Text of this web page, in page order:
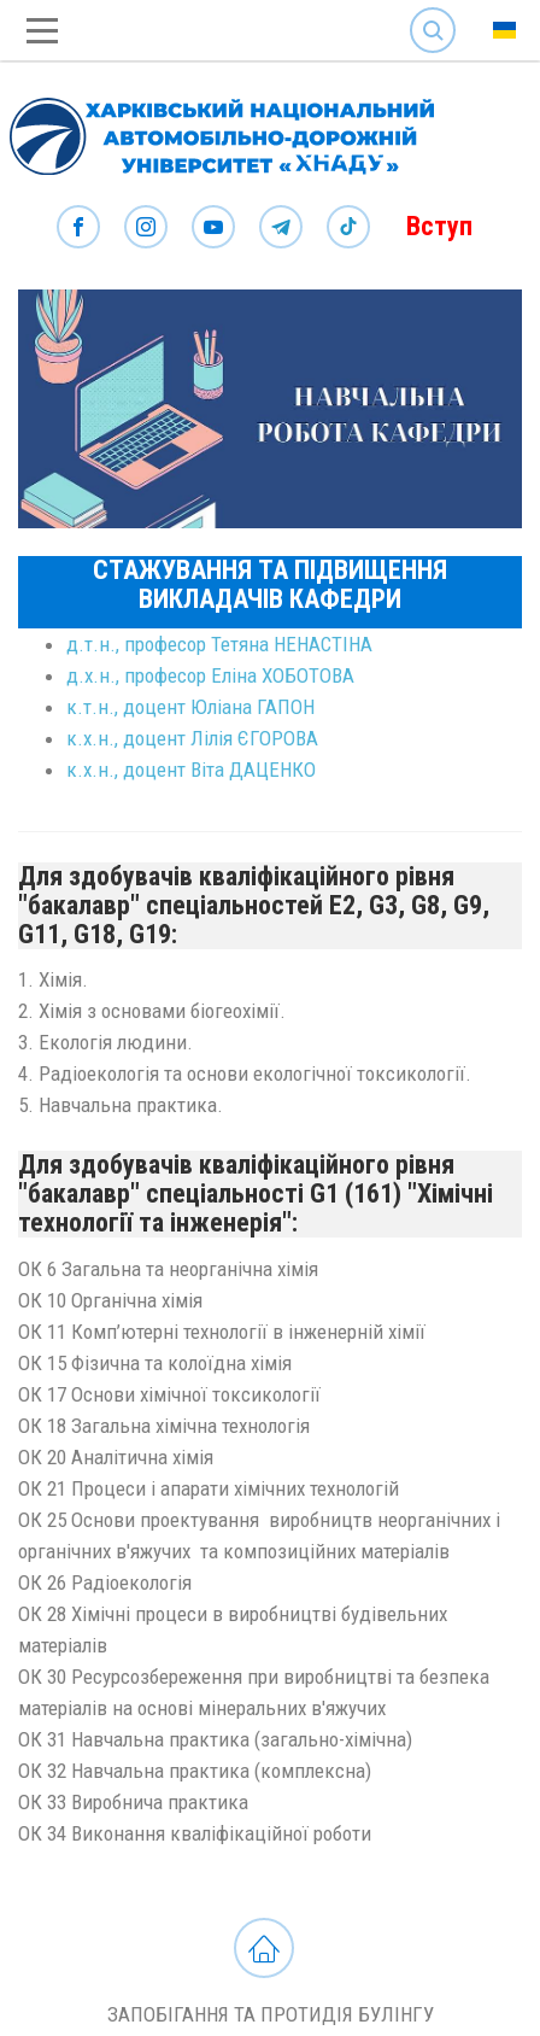
SEARCH
Вступ
СТАЖУВАННЯ ТА ПІДВИЩЕННЯ
ВИКЛАДАЧІВ КАФЕДРИ
д.т.н., професор Тетяна НЕНАСТІНА
д.х.н., професор Еліна ХОБОТОВА
к.т.н., доцент Юліана ГАПОН
к.х.н., доцент Лілія ЄГОРОВА
к.х.н., доцент Віта ДАЦЕНКО
Для здобувачів кваліфікаційного рівня
"бакалавр" спеціальностей Е2, G3, G8, G9,
G11, G18, G19:
1. Хімія.
2. Хімія з основами біогеохімії.
3. Екологія людини.
4. Радіоекологія та основи екологічної токсикології.
5. Навчальна практика.
Для здобувачів кваліфікаційного рівня
"бакалавр" спеціальності G1 (161) "Хімічні
технології та інженерія":
ОК 6 Загальна та неорганічна хімія
ОК 10 Органічна хімія
ОК 11 Комп’ютерні технології в інженерній хімії
ОК 15 Фізична та колоїдна хімія
ОК 17 Основи хімічної токсикології
ОК 18 Загальна хімічна технологія
ОК 20 Аналітична хімія
ОК 21 Процеси і апарати хімічних технологій
ОК 25 Основи проектування виробництв неорганічних і
органічних в'яжучих та композиційних матеріалів
ОК 26 Радіоекологія
ОК 28 Хімічні процеси в виробництві будівельних
матеріалів
ОК 30 Ресурсозбереження при виробництві та безпека
матеріалів на основі мінеральних в'яжучих
ОК 31 Навчальна практика (загально-хімічна)
ОК 32 Навчальна практика (комплексна)
ОК 33 Виробнича практика
ОК 34 Виконання кваліфікаційної роботи
ЗАПОБІГАННЯ ТА ПРОТИДІЯ БУЛІНГУ